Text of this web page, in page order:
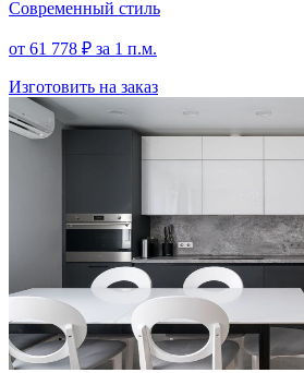
Современный стиль
от 61 778 ₽ за 1 п.м.
Изготовить на заказ